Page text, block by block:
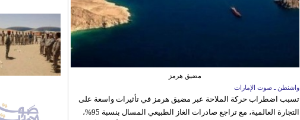
مضيق هرمز
واشنطن ـ صوت الإمارات
تسبب اضطراب حركة الملاحة عبر مضيق هرمز في تأثيرات واسعة على
التجارة العالمية، مع تراجع صادرات الغاز الطبيعي المسال بنسبة 95%،